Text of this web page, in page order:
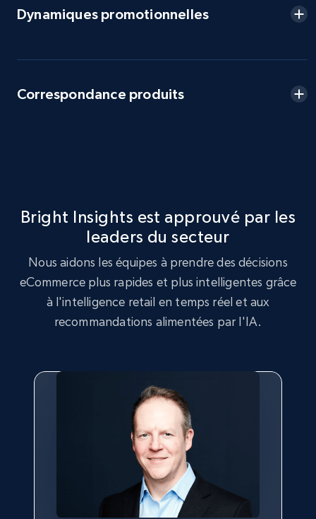
Seller reviews, Breadcrumbs, Root category, and
359+ Commencer
Google Shopping
URL, Product id, Title, Product description,
Google Shopping - collects products from
web using keywords
URL, Product id, Title, Product description,
Dynamiques promotionnelles
Correspondance produits
Bright Insights est approuvé par les
leaders du secteur
Nous aidons les équipes à prendre des décisions
eCommerce plus rapides et plus intelligentes grâce
à l'intelligence retail en temps réel et aux
recommandations alimentées par l'IA.